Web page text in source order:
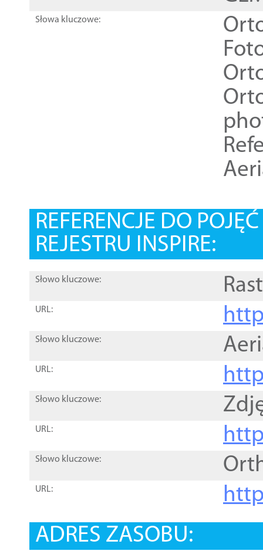
Słowa kluczowe:
REFERENCJE DO
REJESTRU INSPIRE:
Słowo kluczowe:
URL:
Słowo kluczowe:
URL:
Słowo kluczowe:
URL:
Słowo kluczowe:
URL:
ADRES ZASOBU: